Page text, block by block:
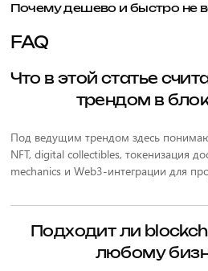
Почему дешево и быстро не
FAQ
Что в этой статье
трендом в
Под ведущим трендом здесь
NFT, digital collectibles, токенизация
mechanics и Web3-интеграции для
Подходит ли
любому